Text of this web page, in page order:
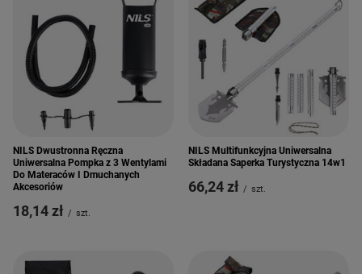
NILS Dwustronna Ręczna
Uniwersalna Pompka z 3 Wentylami
Do Materaców I Dmuchanych
Akcesoriów
18,14 zł / szt.
NILS Multifunkcyjna Uniwersalna
Składana Saperka Turystyczna 14w1
66,24 zł / szt.